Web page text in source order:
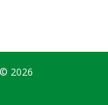
© 2026